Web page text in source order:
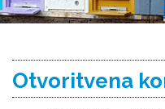
Otvoritvena